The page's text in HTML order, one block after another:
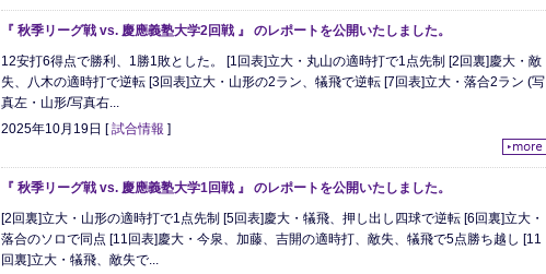
『 秋季リーグ戦 vs. 慶應義塾大学2回戦 』 のレポートを公開いたしました。
12安打6得点で勝利、1勝1敗とした。 [1回表]立大・丸山の適時打で1点先制 [2回裏]慶大・敵
失、八木の適時打で逆転 [3回表]立大・山形の2ラン、犠飛で逆転 [7回表]立大・落合2ラン (写
真左・山形/写真右...
2025年10月19日 [試合情報 ]
『 秋季リーグ戦 vs. 慶應義塾大学1回戦 』 のレポートを公開いたしました。
[2回裏]立大・山形の適時打で1点先制 [5回表]慶大・犠飛、押し出し四球で逆転 [6回裏]立大・
落合のソロで同点 [11回表]慶大・今泉、加藤、吉開の適時打、敵失、犠飛で5点勝ち越し [11
回裏]立大・犠飛、敵失で...